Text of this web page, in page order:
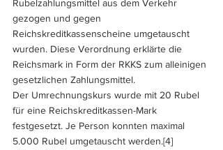
Rubelzahlungsmittel aus dem Verkehr
gezogen und gegen
Reichskreditkassenscheine umgetauscht
wurden. Diese Verordnung erklärte die
Reichsmark in Form der RKKS zum alleinigen
gesetzlichen Zahlungsmittel.
Der Umrechnungskurs wurde mit 20 Rubel
für eine Reichskreditkassen-Mark
festgesetzt. Je Person konnten maximal
5.000 Rubel umgetauscht werden.[4]